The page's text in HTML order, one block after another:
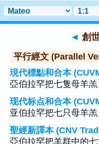
◄ 創
平行經文 (Parallel
現代標點和合本
亞伯拉罕把七隻母羊羔
现代标点和合本
亚伯拉罕把七只母羊羔
聖經新譯本 (CNV
亞伯拉罕把羊群中的